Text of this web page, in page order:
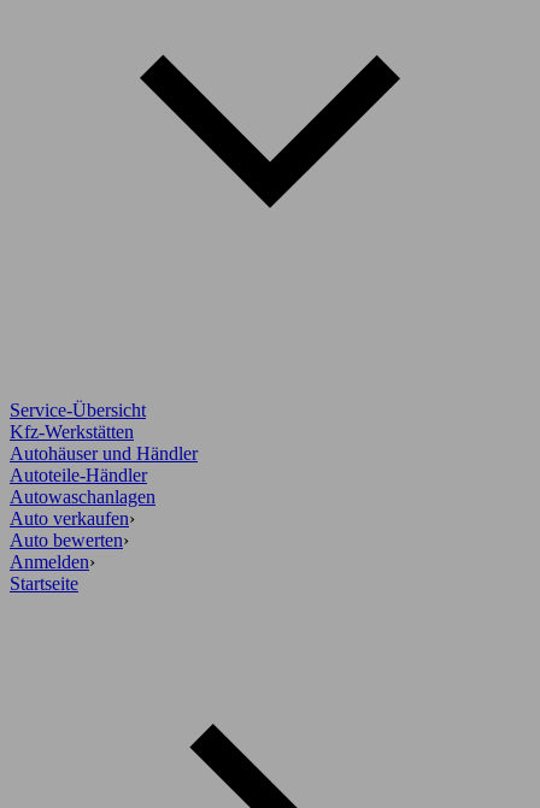
Service-Übersicht
Kfz-Werkstätten
Autohäuser und Händler
Autoteile-Händler
Autowaschanlagen
Auto verkaufen›
Auto bewerten›
Anmelden›
Startseite